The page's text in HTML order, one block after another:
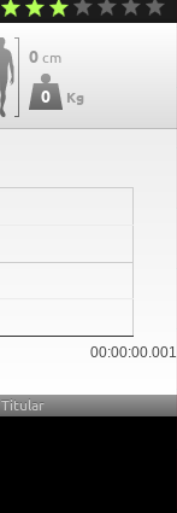
0 cm
0 Kg
00:00:00.001
Titular